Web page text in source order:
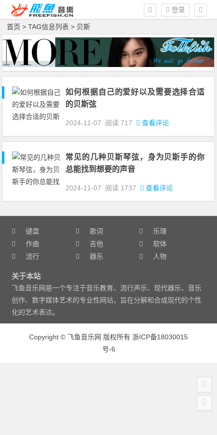
登录
首页 > TAG信息列表 > 贝斯
如何根据自己的爱好以及需要选择‌合适
的贝斯弦
2024-11-07 阅读717 查看评论
常见的几种贝斯琴弦，身为贝斯手的你
总能找到想要的声音
2024-11-07 阅读 1737 查看评论
键盘 歌词
乐理
作曲
吉他
软体
流行
器乐 人物
关于本站
飞鱼音乐网是一个专注于音乐教育、流行声乐、现代器乐、音乐
创作、数字媒体艺术的专业性网站，旨在分解和合成现代的个性
化的艺术表达。
Copyright © 飞鱼音乐网 版权所有 浙ICP备18030015
号-6